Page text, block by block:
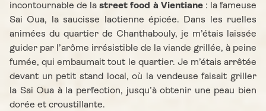
incontournable de lastreet food à Vientiane: la fameuse
Sai Oua, la saucisse laotienne épicée. Dans les ruelles
animées du quartier de Chanthabouly, je m’étais laissée
guider par l’arôme irrésistible de la viande grillée, à peine
fumée, qui embaumait tout le quartier. Je m’étais arrêtée
devant un petit stand local, où la vendeuse faisait griller
la Sai Oua à la perfection, jusqu’à obtenir une peau bien
dorée et croustillante.